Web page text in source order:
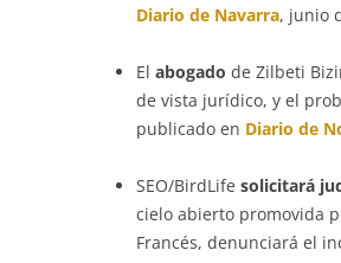
Diario de Navarra, junio
Elabogado de Zilbeti
de vista jurídico, y el
publicado en Diario de
SEO/BirdLifesolicitará
cielo abierto promovida
Francés, denunciará el